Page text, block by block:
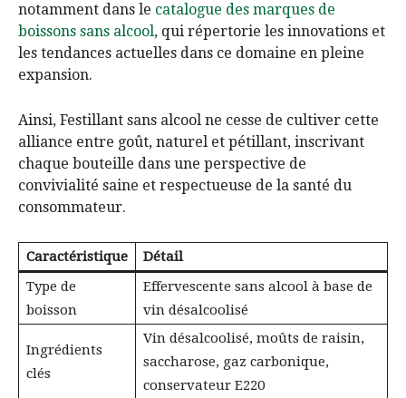
notamment dans le catalogue des marques de
boissons sans alcool, qui répertorie les innovations et
les tendances actuelles dans ce domaine en pleine
expansion.
Ainsi, Festillant sans alcool ne cesse de cultiver cette
alliance entre goût, naturel et pétillant, inscrivant
chaque bouteille dans une perspective de
convivialité saine et respectueuse de la santé du
consommateur.
Caractéristique
Détail
Type de
boisson
Effervescente sans alcool à base de
vin désalcoolisé
Ingrédients
clés
Vin désalcoolisé, moûts de raisin,
saccharose, gaz carbonique,
conservateur E220